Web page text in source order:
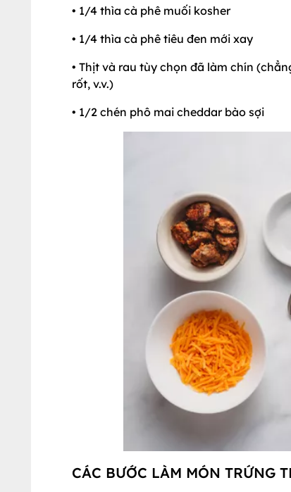
• 1/4 thìa cà phê muối kosher
• 1/4 thìa cà phê tiêu đen mới xay
• Thịt và rau tùy chọn đã làm chín
rốt, v.v.)
• 1/2 chén phô mai cheddar bào sợi
CÁC BƯỚC LÀM MÓN TRỨNG